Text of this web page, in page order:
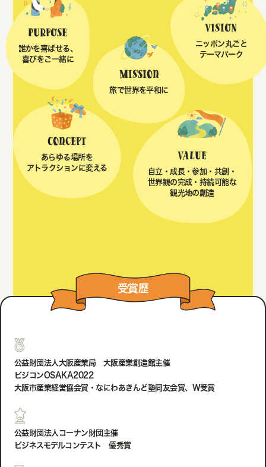
purpose
誰かを喜ばせる、
喜びをご一緒に
vision
ニッポン丸ごと
テーマパーク
mission
旅で世界を平和に
concept
あらゆる場所を
アトラクションに変える
value
自立・成長・参加・共創・
世界観の完成・持続可能な
観光地の創造
受賞歴
公益財団法人大阪産業局 大阪産業創造館主催
ビジコンOSAKA2022
大阪市産業経営協会賞・なにわあきんど塾同友会賞、W受賞
公益財団法人コーナン財団主催
ビジネスモデルコンテスト 優秀賞